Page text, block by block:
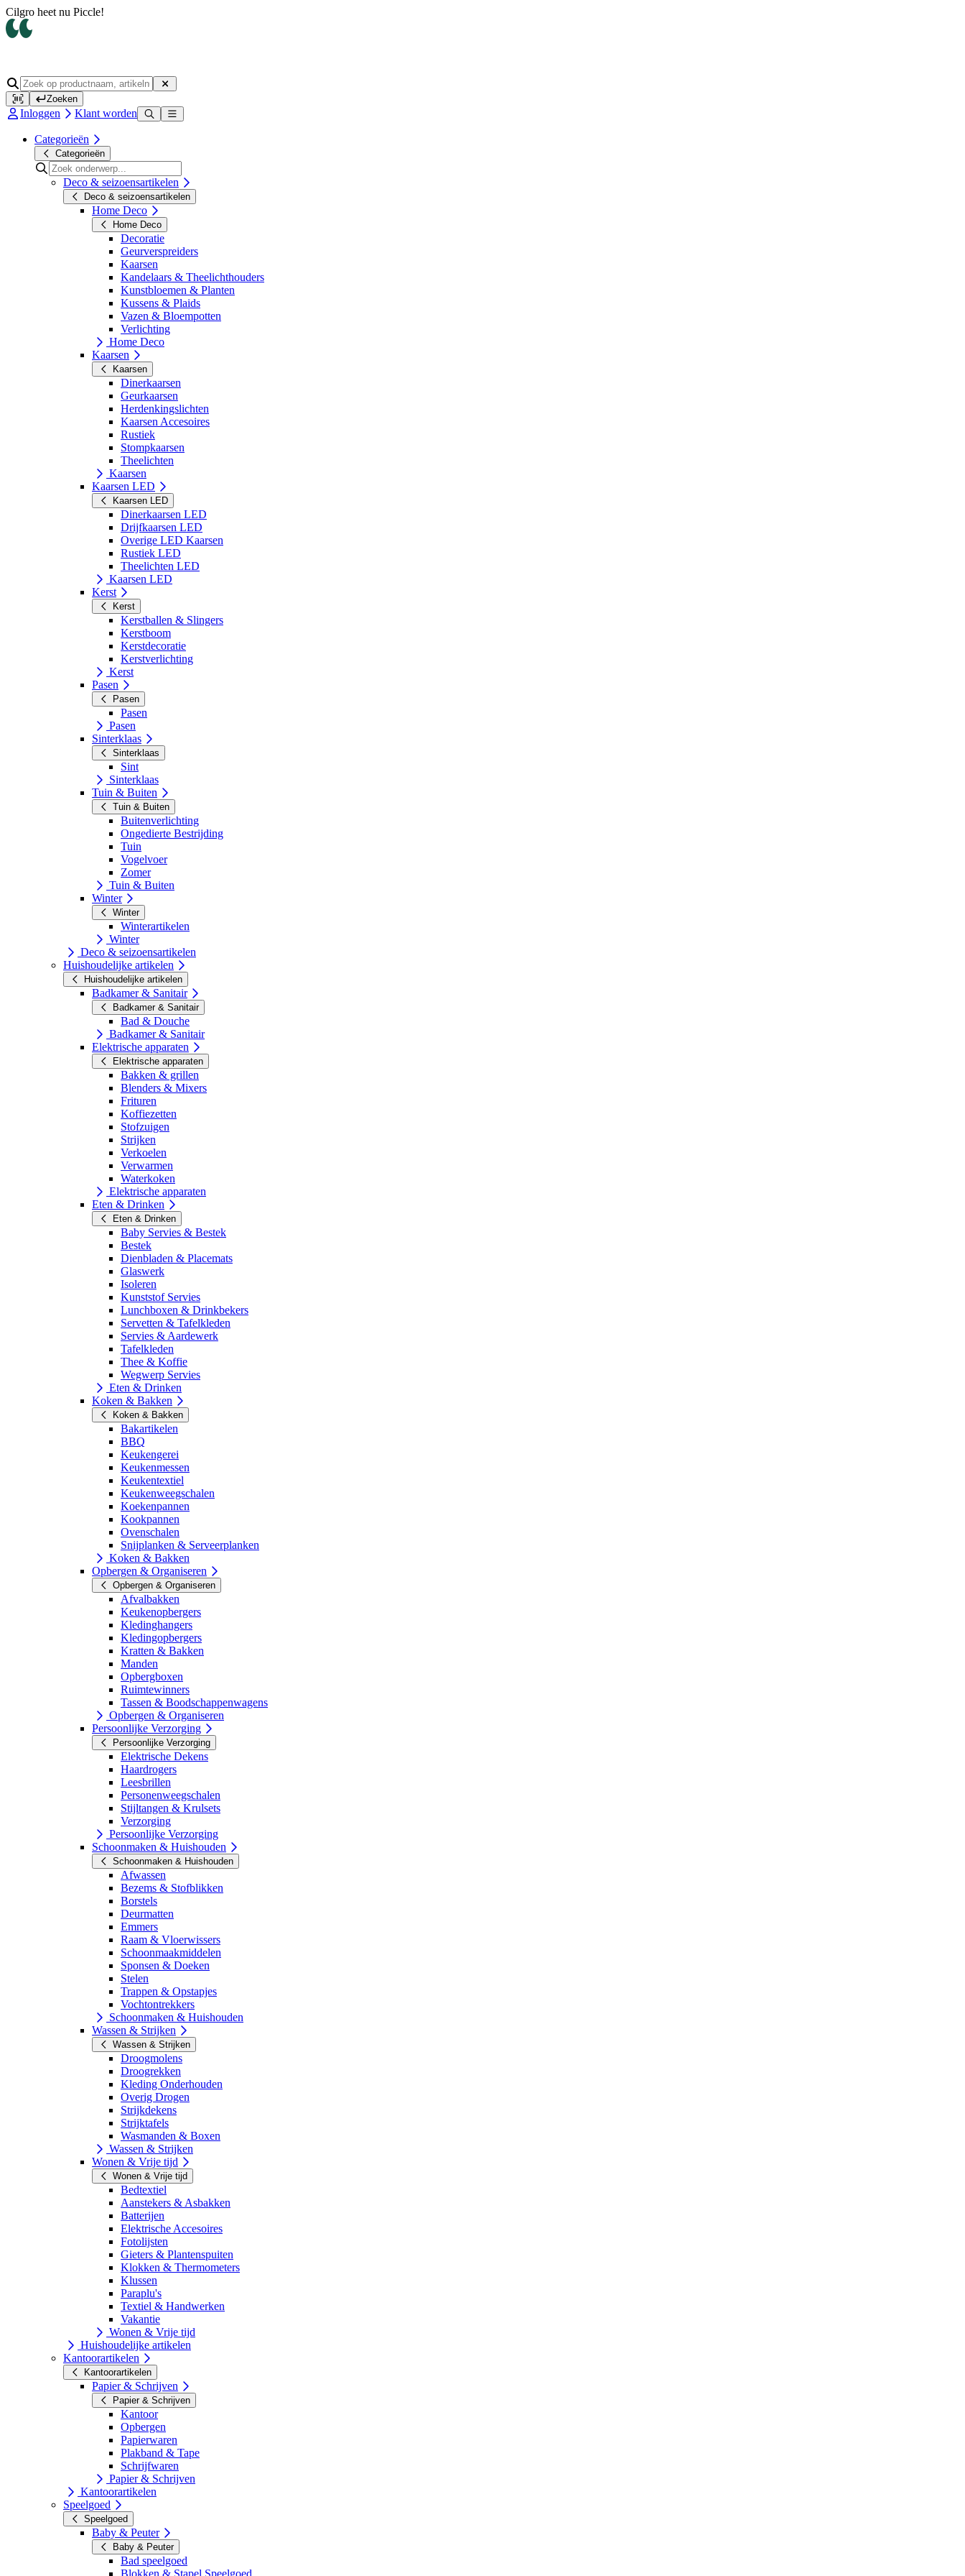
Cilgro heet nu Piccle!
Zoeken
Inloggen Klant worden
Categorieën
Categorieën
Deco & seizoensartikelen
Deco & seizoensartikelen
Home Deco
Home Deco
Decoratie
Geurverspreiders
Kaarsen
Kandelaars & Theelichthouders
Kunstbloemen & Planten
Kussens & Plaids
Vazen & Bloempotten
Verlichting
Home Deco
Kaarsen
Kaarsen
Dinerkaarsen
Geurkaarsen
Herdenkingslichten
Kaarsen Accesoires
Rustiek
Stompkaarsen
Theelichten
Kaarsen
Kaarsen LED
Kaarsen LED
Dinerkaarsen LED
Drijfkaarsen LED
Overige LED Kaarsen
Rustiek LED
Theelichten LED
Kaarsen LED
Kerst
Kerst
Kerstballen & Slingers
Kerstboom
Kerstdecoratie
Kerstverlichting
Kerst
Pasen
Pasen
Pasen
Pasen
Sinterklaas
Sinterklaas
Sint
Sinterklaas
Tuin & Buiten
Tuin & Buiten
Buitenverlichting
Ongedierte Bestrijding
Tuin
Vogelvoer
Zomer
Tuin & Buiten
Winter
Winter
Winterartikelen
Winter
Deco & seizoensartikelen
Huishoudelijke artikelen
Huishoudelijke artikelen
Badkamer & Sanitair
Badkamer & Sanitair
Bad & Douche
Badkamer & Sanitair
Elektrische apparaten
Elektrische apparaten
Bakken & grillen
Blenders & Mixers
Frituren
Koffiezetten
Stofzuigen
Strijken
Verkoelen
Verwarmen
Waterkoken
Elektrische apparaten
Eten & Drinken
Eten & Drinken
Baby Servies & Bestek
Bestek
Dienbladen & Placemats
Glaswerk
Isoleren
Kunststof Servies
Lunchboxen & Drinkbekers
Servetten & Tafelkleden
Servies & Aardewerk
Tafelkleden
Thee & Koffie
Wegwerp Servies
Eten & Drinken
Koken & Bakken
Koken & Bakken
Bakartikelen
BBQ
Keukengerei
Keukenmessen
Keukentextiel
Keukenweegschalen
Koekenpannen
Kookpannen
Ovenschalen
Snijplanken & Serveerplanken
Koken & Bakken
Opbergen & Organiseren
Opbergen & Organiseren
Afvalbakken
Keukenopbergers
Kledinghangers
Kledingopbergers
Kratten & Bakken
Manden
Opbergboxen
Ruimtewinners
Tassen & Boodschappenwagens
Opbergen & Organiseren
Persoonlijke Verzorging
Persoonlijke Verzorging
Elektrische Dekens
Haardrogers
Leesbrillen
Personenweegschalen
Stijltangen & Krulsets
Verzorging
Persoonlijke Verzorging
Schoonmaken & Huishouden
Schoonmaken & Huishouden
Afwassen
Bezems & Stofblikken
Borstels
Deurmatten
Emmers
Raam & Vloerwissers
Schoonmaakmiddelen
Sponsen & Doeken
Stelen
Trappen & Opstapjes
Vochtontrekkers
Schoonmaken & Huishouden
Wassen & Strijken
Wassen & Strijken
Droogmolens
Droogrekken
Kleding Onderhouden
Overig Drogen
Strijkdekens
Strijktafels
Wasmanden & Boxen
Wassen & Strijken
Wonen & Vrije tijd
Wonen & Vrije tijd
Bedtextiel
Aanstekers & Asbakken
Batterijen
Elektrische Accesoires
Fotolijsten
Gieters & Plantenspuiten
Klokken & Thermometers
Klussen
Paraplu's
Textiel & Handwerken
Vakantie
Wonen & Vrije tijd
Huishoudelijke artikelen
Kantoorartikelen
Kantoorartikelen
Papier & Schrijven
Papier & Schrijven
Kantoor
Opbergen
Papierwaren
Plakband & Tape
Schrijfwaren
Papier & Schrijven
Kantoorartikelen
Speelgoed
Speelgoed
Baby & Peuter
Baby & Peuter
Bad speelgoed
Blokken & Stapel Speelgoed